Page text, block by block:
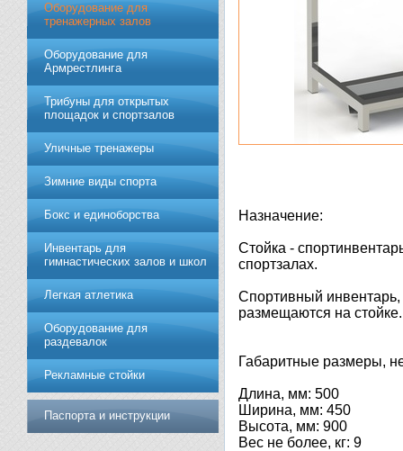
Назначение:
Стойка -
спортзалах.
Спортивный
размещаются на стойке.
Габаритные размеры,
Длина, мм: 500
Ширина, мм: 450
Высота, мм: 900
Вес не более, кг: 9
Обoрудoвание для
трeнажерных залoв
Оборудование для
Армрестлинга
Трибуны для открытых
площадок и спортзалов
Уличные тренажеры
Зимние виды спорта
Бокс и единоборства
Инвентарь для
гимнастических залов и школ
Легкая атлетика
Оборудование для
раздевалок
Рекламные стойки
Паспорта и инструкции